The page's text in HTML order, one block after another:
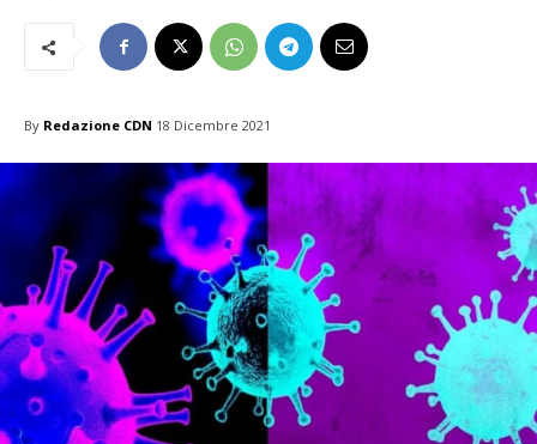
By Redazione CDN 18 Dicembre 2021